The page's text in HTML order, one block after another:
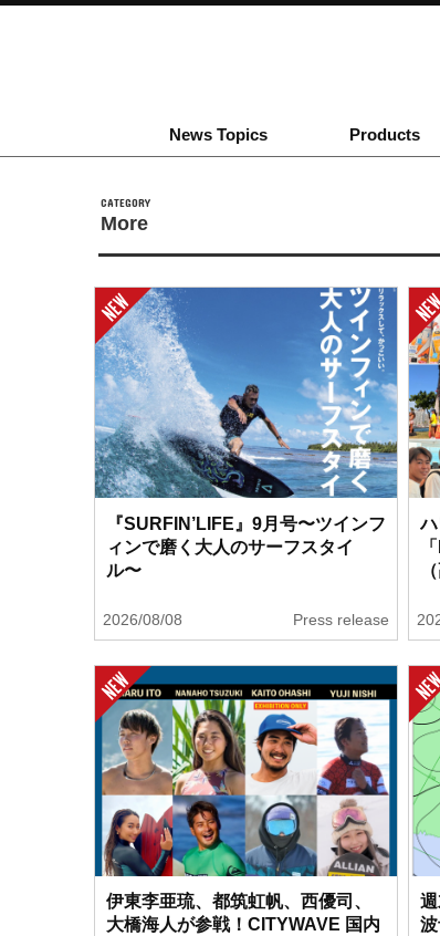
News Topics Products
CATEGORY
More
『SURFIN’LIFE』9月号〜ツインフ
ィンで磨く大人のサーフスタイ
ル〜
2026/08/08 Press release
伊東李亜琉、都筑虹帆、西優司、
大橋海人が参戦！CITYWAVE 国内